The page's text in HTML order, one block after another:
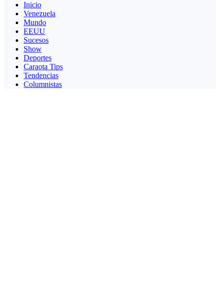
Inicio
Venezuela
Mundo
EEUU
Sucesos
Show
Deportes
Caraota Tips
Tendencias
Columnistas